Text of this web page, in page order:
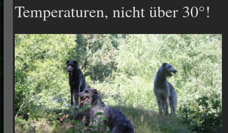
Temperaturen, nicht über 30°!